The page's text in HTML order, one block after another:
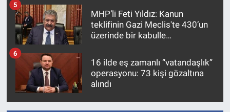
MHP’li Feti Yıldız: Kanun
teklifinin Gazi Meclis'te 430’un
üzerinde bir kabulle
5
16 ilde eş zamanlı “vatandaşlık”
operasyonu: 73 kişi gözaltına
alındı
6
İlan
Kimdir
Koronavirüs
Kültür Sanat